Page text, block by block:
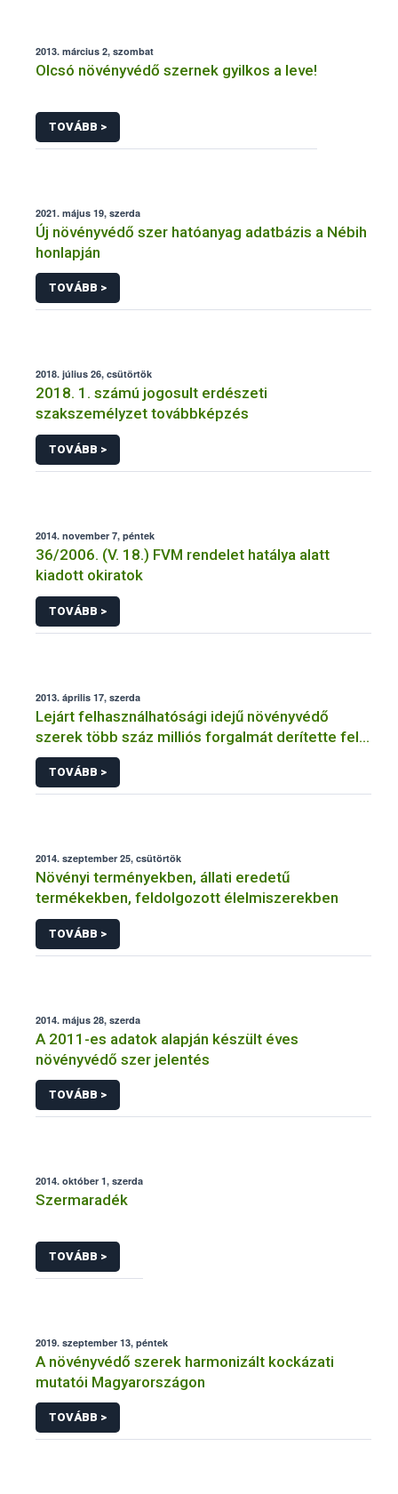
2013. március 2, szombat
Olcsó növényvédő szernek gyilkos a leve!
TOVÁBB >
2021. május 19, szerda
Új növényvédő szer hatóanyag adatbázis a Nébih
honlapján
TOVÁBB >
2018. július 26, csütörtök
2018. 1. számú jogosult erdészeti
szakszemélyzet továbbképzés
TOVÁBB >
2014. november 7, péntek
36/2006. (V. 18.) FVM rendelet hatálya alatt
kiadott okiratok
TOVÁBB >
2013. április 17, szerda
Lejárt felhasználhatósági idejű növényvédő
szerek több száz milliós forgalmát derítette fel a
NÉBIH
TOVÁBB >
2014. szeptember 25, csütörtök
Növényi terményekben, állati eredetű
termékekben, feldolgozott élelmiszerekben
TOVÁBB >
2014. május 28, szerda
A 2011-es adatok alapján készült éves
növényvédő szer jelentés
TOVÁBB >
2014. október 1, szerda
Szermaradék
TOVÁBB >
2019. szeptember 13, péntek
A növényvédő szerek harmonizált kockázati
mutatói Magyarországon
TOVÁBB >